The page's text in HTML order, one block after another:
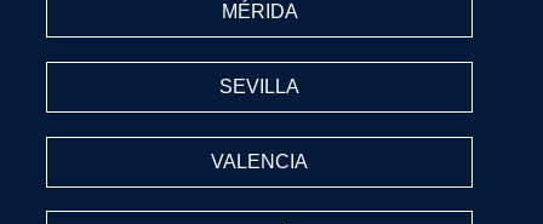
MÉRIDA
SEVILLA
VALENCIA